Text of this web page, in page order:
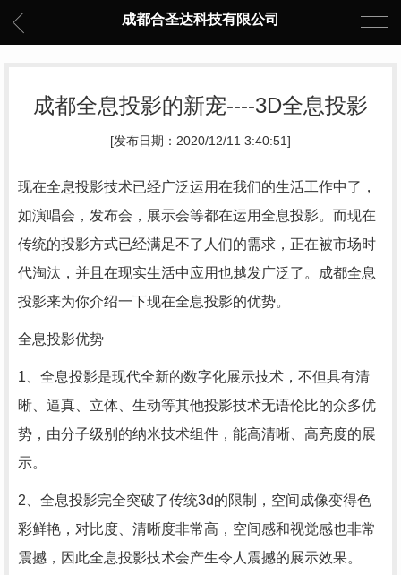
成都合圣达科技有限公司
成都全息投影的新宠----3D全息投影
[发布日期：2020/12/11 3:40:51]
现在全息投影技术已经广泛运用在我们的生活工作中了，
如演唱会，发布会，展示会等都在运用全息投影。而现在
传统的投影方式已经满足不了人们的需求，正在被市场时
代淘汰，并且在现实生活中应用也越发广泛了。成都全息
投影来为你介绍一下现在全息投影的优势。
全息投影优势
1、全息投影是现代全新的数字化展示技术，不但具有清
晰、逼真、立体、生动等其他投影技术无语伦比的众多优
势，由分子级别的纳米技术组件，能高清晰、高亮度的展
示。
2、全息投影完全突破了传统3d的限制，空间成像变得色
彩鲜艳，对比度、清晰度非常高，空间感和视觉感也非常
震撼，因此全息投影技术会产生令人震撼的展示效果。